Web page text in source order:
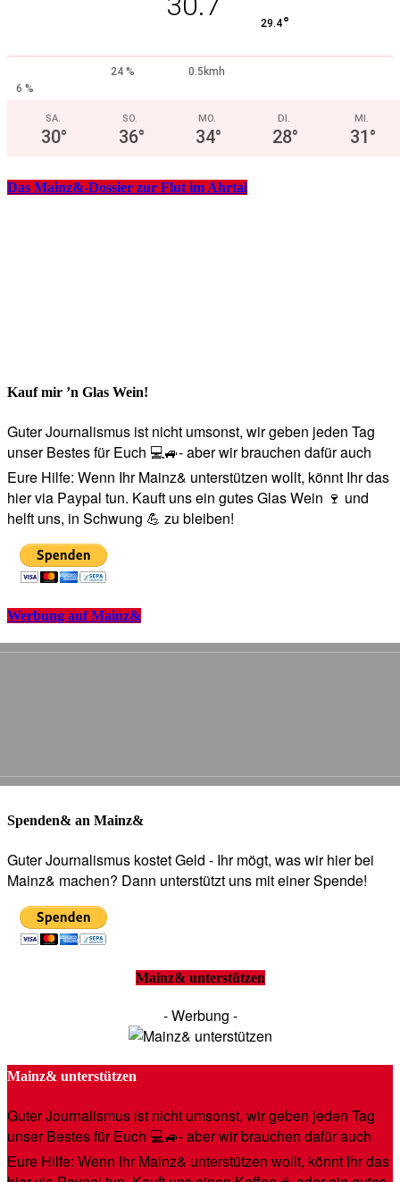
29.4°
24 %
0.5kmh
6 %
SA.
30°
SO.
36°
MO.
34°
DI.
28°
MI.
31°
Das Mainz&-Dossier zur Flut im Ahrtal
Kauf mir ’n Glas Wein!
Guter Journalismus ist nicht umsonst, wir geben jeden Tag
unser Bestes für Euch 💻🚙- aber wir brauchen dafür auch
Eure Hilfe: Wenn Ihr Mainz& unterstützen wollt, könnt Ihr das
hier via Paypal tun. Kauft uns ein gutes Glas Wein 🍷 und
helft uns, in Schwung 💪 zu bleiben!
Werbung auf Mainz&
Spenden& an Mainz&
Guter Journalismus kostet Geld - Ihr mögt, was wir hier bei
Mainz& machen? Dann unterstützt uns mit einer Spende!
Mainz& unterstützen
- Werbung -
Mainz& unterstützen
Guter Journalismus ist nicht umsonst, wir geben jeden Tag
unser Bestes für Euch 💻🚙- aber wir brauchen dafür auch
Eure Hilfe: Wenn Ihr Mainz& unterstützen wollt, könnt Ihr das